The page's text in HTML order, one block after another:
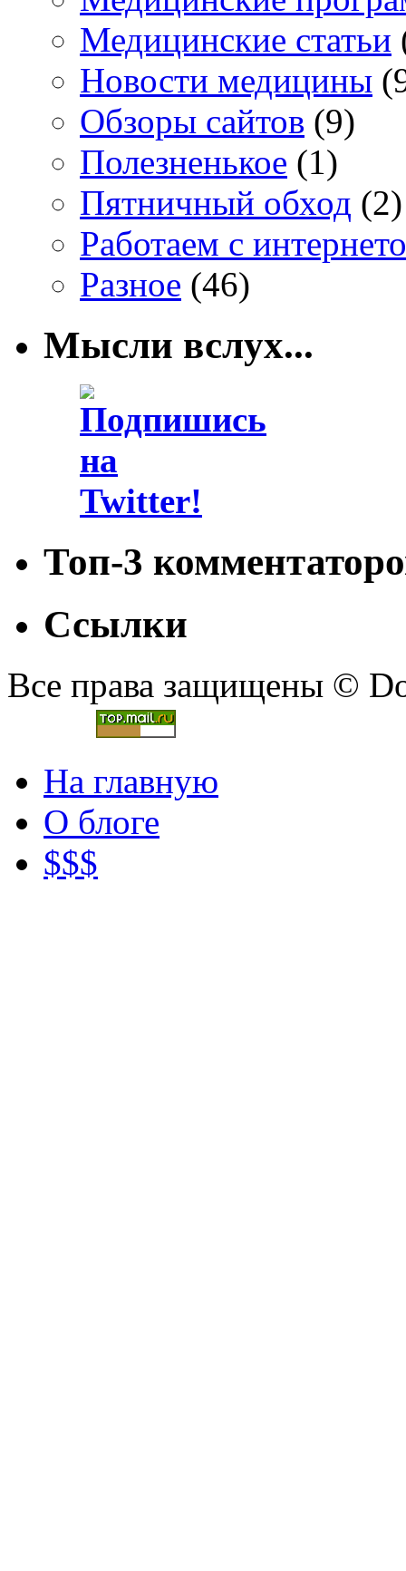
Медицинские статьи
Новости медицины
Обзоры сайтов (9)
Полезненькое (1)
Пятничный обход (2)
Работаем с
Разное (46)
Мысли вслух...
Топ-3
Ссылки
Все права защищены ©
На главную
О блоге
$$$